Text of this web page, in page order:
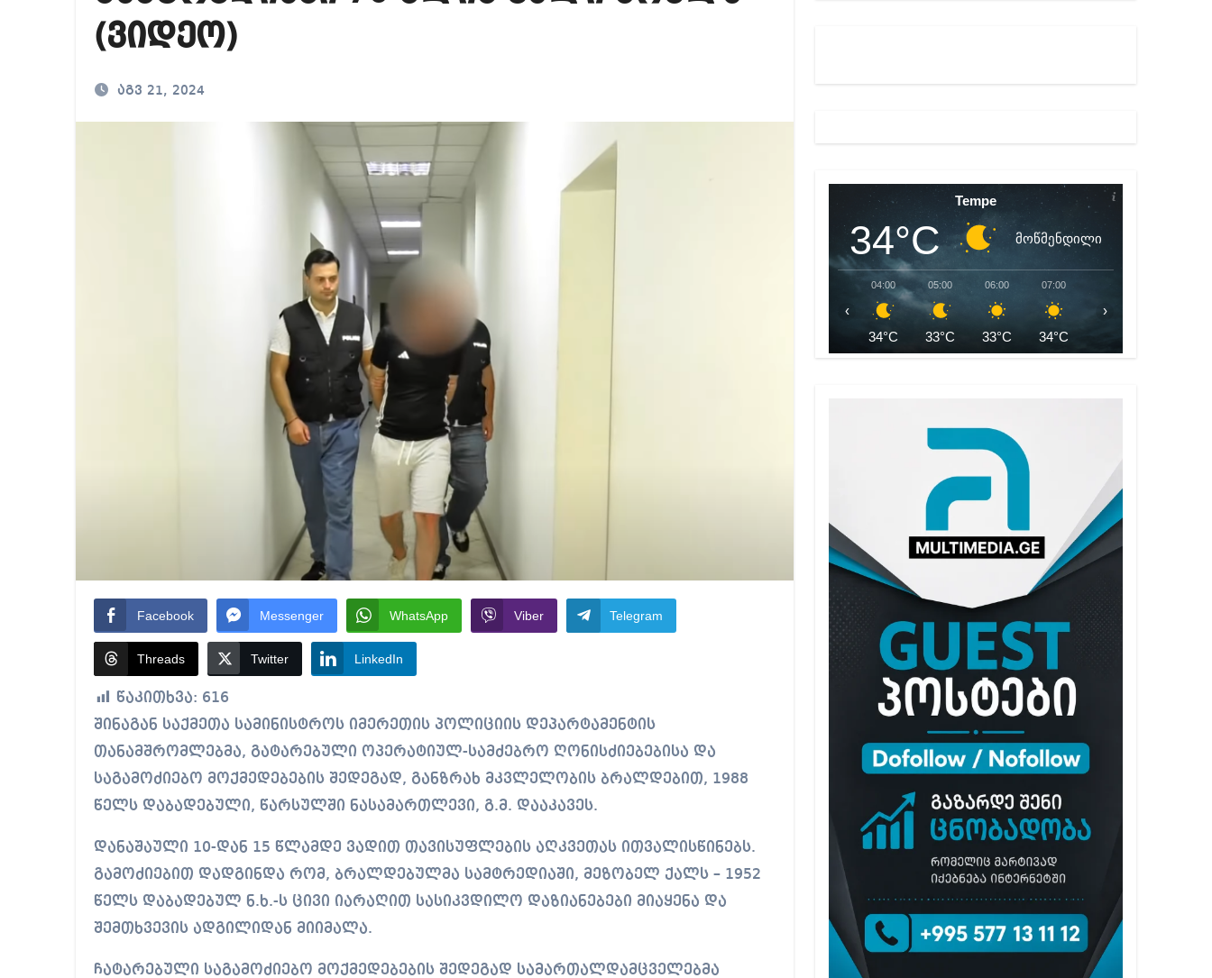
(ვიდეო)
აგვ 21, 2024
Facebook Messenger WhatsApp Viber Telegram
Threads Twitter LinkedIn
წაკითხვა: 616
შინაგან საქმეთა სამინისტროს იმერეთის პოლიციის დეპარტამენტის
თანამშრომლებმა, გატარებული ოპერატიულ-სამძებრო ღონისძიებებისა და
საგამოძიებო მოქმედებების შედეგად, განზრახ მკვლელობის ბრალდებით, 1988
წელს დაბადებული, წარსულში ნასამართლევი, გ.მ. დააკავეს.
დანაშაული 10-დან 15 წლამდე ვადით თავისუფლების აღკვეთას ითვალისწინებს.
გამოძიებით დადგინდა რომ, ბრალდებულმა სამტრედიაში, მეზობელ ქალს – 1952
წელს დაბადებულ ნ.ხ.-ს ცივი იარაღით სასიკვდილო დაზიანებები მიაყენა და
შემთხვევის ადგილიდან მიიმალა.
ჩატარებული საგამოძიებო მოქმედებების შედეგად სამართალდამცველებმა
Tempe
34°C მოწმენდილი
04:00
34°C
05:00
33°C
06:00
33°C
07:00
34°C
‹ ›